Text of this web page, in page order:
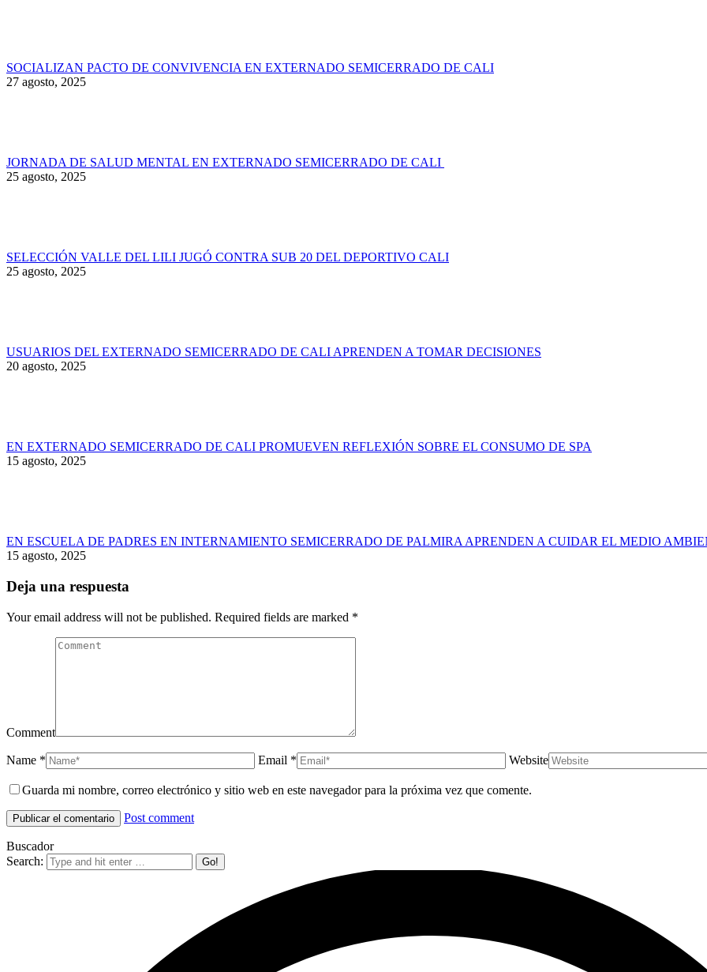
SOCIALIZAN PACTO DE CONVIVENCIA EN EXTERNADO SEMICERRADO DE CALI
27 agosto, 2025
JORNADA DE SALUD MENTAL EN EXTERNADO SEMICERRADO DE CALI
25 agosto, 2025
SELECCIÓN VALLE DEL LILI JUGÓ CONTRA SUB 20 DEL DEPORTIVO CALI
25 agosto, 2025
USUARIOS DEL EXTERNADO SEMICERRADO DE CALI APRENDEN A TOMAR DECISIONES
20 agosto, 2025
EN EXTERNADO SEMICERRADO DE CALI PROMUEVEN REFLEXIÓN SOBRE EL CONSUMO DE SPA
15 agosto, 2025
EN ESCUELA DE PADRES EN INTERNAMIENTO SEMICERRADO DE PALMIRA APRENDEN A CUIDAR EL MEDIO
15 agosto, 2025
Deja una respuesta
Your email address will not be published. Required fields are marked *
Comment
Name * Email * Website
Guarda mi nombre, correo electrónico y sitio web en este navegador para la próxima vez que comente.
Post comment
Buscador
Search: